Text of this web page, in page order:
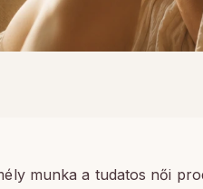
munka a tudatos női